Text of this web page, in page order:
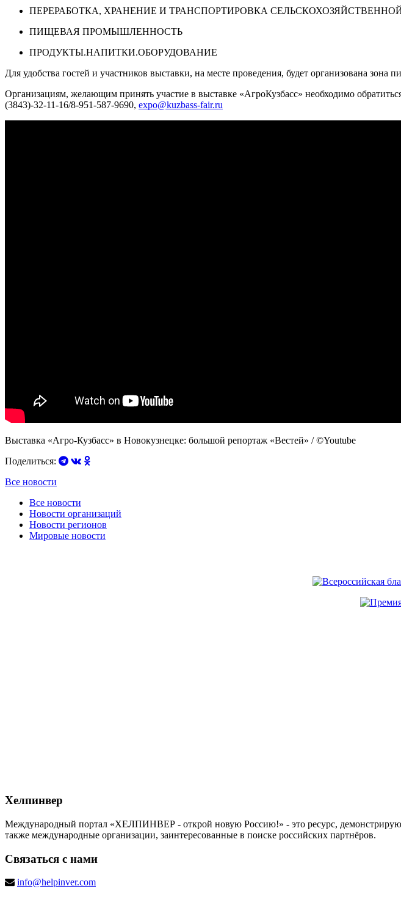
ПЕРЕРАБОТКА, ХРАНЕНИЕ И ТРАНСПОРТИРОВКА
ПИЩЕВАЯ ПРОМЫШЛЕННОСТЬ
ПРОДУКТЫ.НАПИТКИ.ОБОРУДОВАНИЕ
Для удобства гостей и участников выставки, на месте проведения, будет организована
Организациям, желающим принять участие в выставке «АгроКузбасс» необходимо
(3843)-32-11-16/8-951-587-9690, expo@kuzbass-fair.ru
Выставка «Агро-Кузбасс» в Новокузнецке: большой репортаж «Вестей» / ©Youtube
Поделиться:
Все новости
Все новости
Новости организаций
Новости регионов
Мировые новости
Хелпинвер
Международный портал «ХЕЛПИНВЕР - открой новую Россию!» - это ресурс,
также международные организации, заинтересованные в поиске российских партнёров.
Связаться с нами
info@helpinver.com